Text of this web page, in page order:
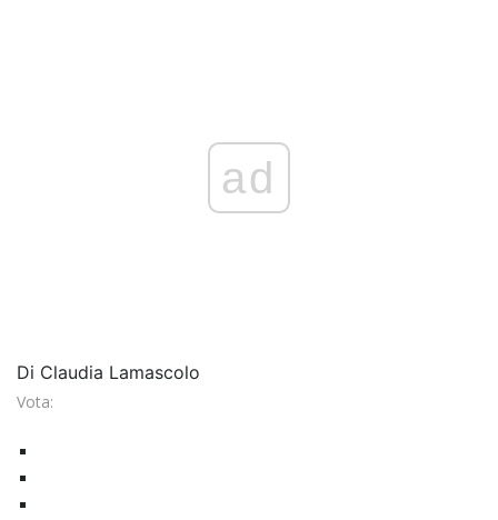
ad
Di Claudia Lamascolo
Vota: